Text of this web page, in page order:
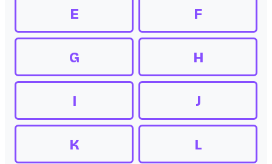
E F
G H
I J
K L